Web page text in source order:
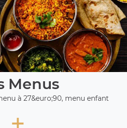
Menus
à 27&euro;90, menu enfant
+